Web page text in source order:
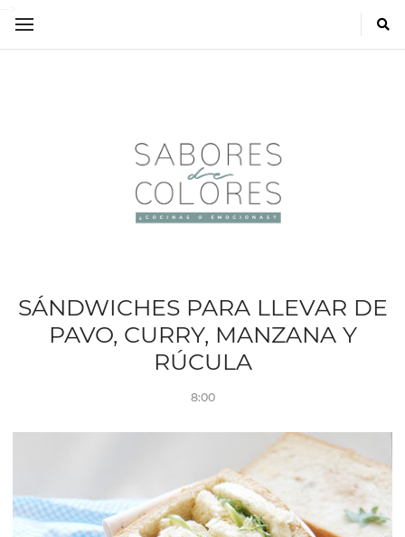
SÁNDWICHES PARA LLEVAR DE
PAVO, CURRY, MANZANA Y
RÚCULA
8:00